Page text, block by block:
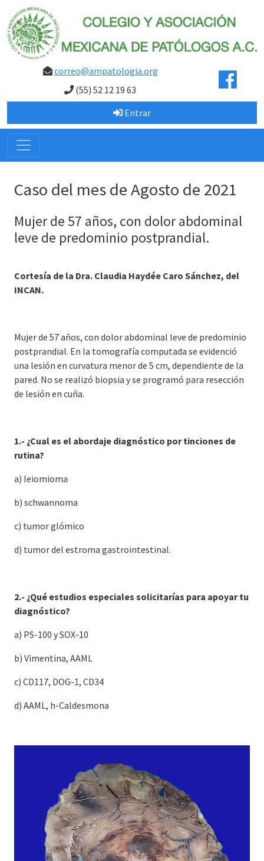
correo@ampatologia.org
(55) 52 12 19 63
Entrar
Caso del mes de Agosto de 2021
Mujer de 57 años, con dolor abdominal
leve de predominio postprandial.
Cortesía de la Dra. Claudia Haydée Caro Sánchez, del
INCAN.
Mujer de 57 años, con dolor abdominal leve de predominio
postprandial. En la tomografía computada se evidenció
una lesión en curvatura menor de 5 cm, dependiente de la
pared. No se realizó biopsia y se programó para resección
de lesión en cuña.
1.- ¿Cual es el abordaje diagnóstico por tinciones de
rutina?
a) leiomioma
b) schwannoma
c) tumor glómico
d) tumor del estroma gastrointestinal.
2.- ¿Qué estudios especiales solicitarías para apoyar tu
diagnóstico?
a) PS-100 y SOX-10
b) Vimentina, AAML
c) CD117, DOG-1, CD34
d) AAML, h-Caldesmona